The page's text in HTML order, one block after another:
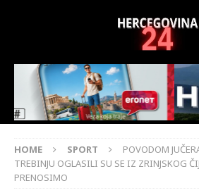
HOME SPORT
POVODOM
TREBINJU OGLASILI SU SE IZ ZRINJSKOG
PRENOSIMO